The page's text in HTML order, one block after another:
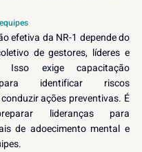
efetiva da NR-1 depende do
de gestores, líderes e
Isso exige capacitação
identificar riscos
ações preventivas. É
lideranças para
de adoecimento mental e